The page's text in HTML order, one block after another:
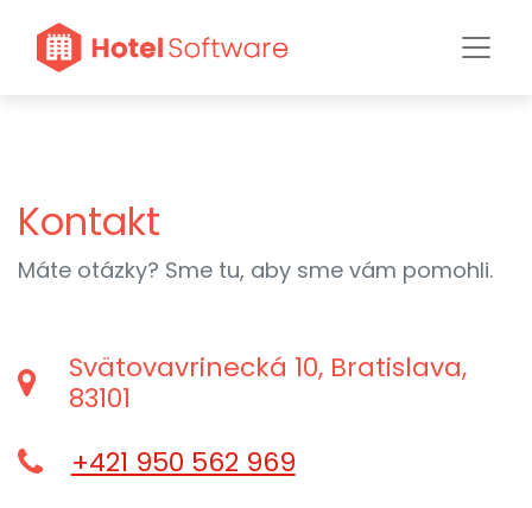
Kontakt
Máte otázky? Sme tu, aby sme vám pomohli.
Svätovavrinecká 10, Bratislava,
83101
+421 950 562 969